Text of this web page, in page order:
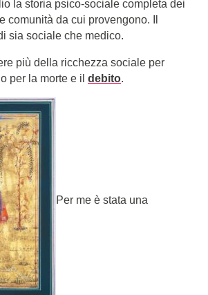
la storia psico-sociale completa dei
comunità da cui provengono. Il
sia sociale che medico.
più della ricchezza sociale per
per la morte e il debito.
Per me è stata una